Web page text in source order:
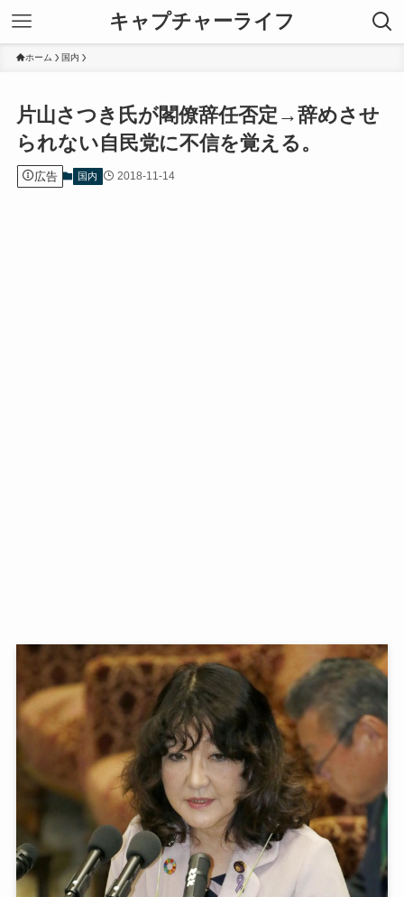
キャプチャーライフ
ホーム 国内
片山さつき氏が閣僚辞任否定→辞めさせ
られない自民党に不信を覚える。
広告 国内 2018-11-14